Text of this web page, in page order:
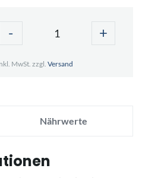
- +
MwSt. zzgl. Versand
Nährwerte